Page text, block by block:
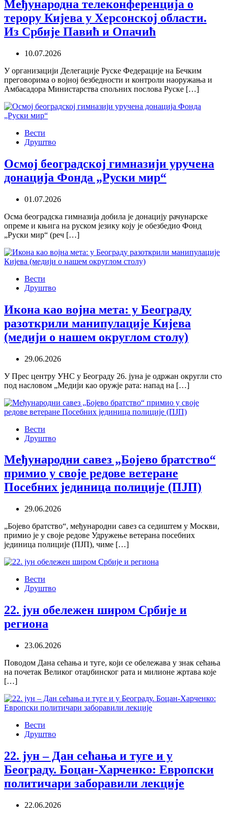
Међународна телеконференција о
терору Кијева у Херсонској области.
Из Србије Павић и Опачић
10.07.2026
У организацији Делегације Руске Федерације на Бечким
преговорима о војној безбедности и контроли наоружања и
Амбасадора Министарства спољних послова Руске […]
Вести
Друштво
Осмој београдској гимназији уручена
донација Фонда „Руски мир“
01.07.2026
Осма београдска гимназија добила је донацију рачунарске
опреме и књига на руском језику коју је обезбедио Фонд
„Руски мир“ (реч […]
Вести
Друштво
Икона као војна мета: у Београду
разоткрили манипулације Кијева
(медији о нашем округлом столу)
29.06.2026
У Прес центру УНС у Београду 26. јуна је одржан округли сто
под насловом „Медији као оружје рата: напад на […]
Вести
Друштво
Међународни савез „Бојево братство“
примио у своје редове ветеране
Посебних јединица полиције (ПЈП)
29.06.2026
„Бојево братство“, међународни савез са седиштем у Москви,
примио је у своје редове Удружење ветерана посебних
јединица полиције (ПЈП), чиме […]
Вести
Друштво
22. јун обележен широм Србије и
региона
23.06.2026
Поводом Дана сећања и туге, који се обележава у знак сећања
на почетак Великог отаџбинског рата и милионе жртава које
[…]
Вести
Друштво
22. јун – Дан сећања и туге и у
Београду. Боцан-Харченко: Европски
политичари заборавили лекције
22.06.2026